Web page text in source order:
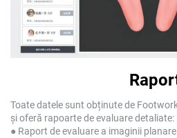
Toate datele sunt obținute de
și oferă rapoarte de evaluare detaliate:
● Raport de evaluare a imaginii